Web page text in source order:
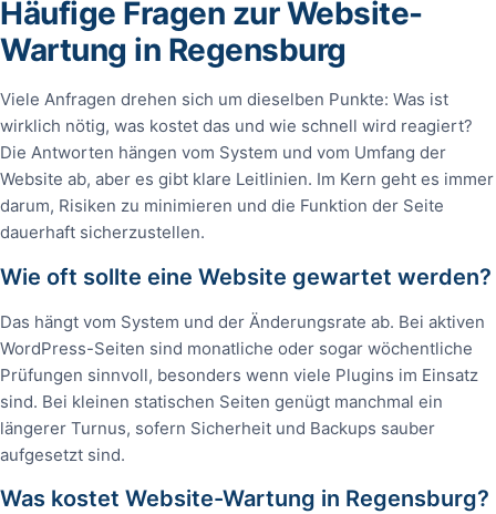
Häufige Fragen zur Website-
Wartung in Regensburg
Viele Anfragen drehen sich um dieselben Punkte: Was ist
wirklich nötig, was kostet das und wie schnell wird reagiert?
Die Antworten hängen vom System und vom Umfang der
Website ab, aber es gibt klare Leitlinien. Im Kern geht es immer
darum, Risiken zu minimieren und die Funktion der Seite
dauerhaft sicherzustellen.
Wie oft sollte eine Website gewartet werden?
Das hängt vom System und der Änderungsrate ab. Bei aktiven
WordPress-Seiten sind monatliche oder sogar wöchentliche
Prüfungen sinnvoll, besonders wenn viele Plugins im Einsatz
sind. Bei kleinen statischen Seiten genügt manchmal ein
längerer Turnus, sofern Sicherheit und Backups sauber
aufgesetzt sind.
Was kostet Website-Wartung in Regensburg?